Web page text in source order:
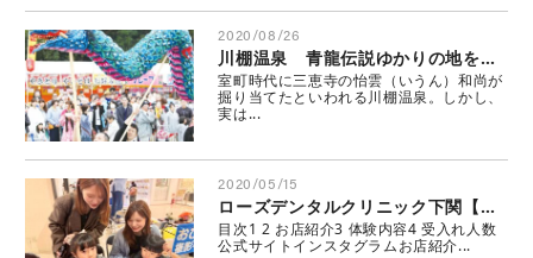
2020/08/26
川棚温泉 青龍伝説ゆかりの地を巡る
室町時代に三恵寺の怡雲（いうん）和尚が
掘り当てたといわれる川棚温泉。しかし、
実は...
2020/05/15
ローズデンタルクリニック下関【おいでっちゃ商店街】
目次1 2 お店紹介3 体験内容4 受入れ人数
公式サイトインスタグラムお店紹介...